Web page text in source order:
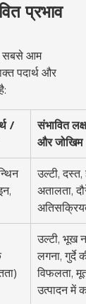
प्रभाव
सबसे आम
पदार्थ और
/
संभावित
और जोखिम
उल्टी, दस्त,
अतालता,
अतिसक्रियता
उल्टी, भूख न
लगना, गुर्दे की
विफलता,
उत्पादन में